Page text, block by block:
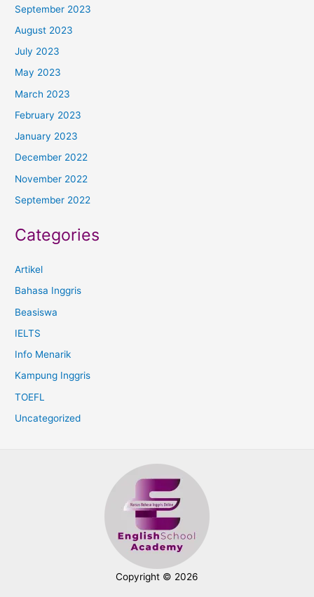
September 2023
August 2023
July 2023
May 2023
March 2023
February 2023
January 2023
December 2022
November 2022
September 2022
Categories
Artikel
Bahasa Inggris
Beasiswa
IELTS
Info Menarik
Kampung Inggris
TOEFL
Uncategorized
Copyright © 2026